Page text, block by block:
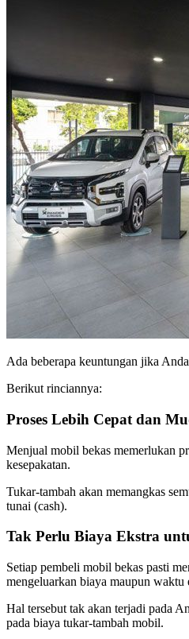
Ada beberapa keuntungan jika
Berikut rinciannya:
Proses Lebih Cepat dan
Menjual mobil bekas memerlukan
kesepakatan.
Tukar-tambah akan memangkas
tunai (cash).
Tak Perlu Biaya Ekstra
Setiap pembeli mobil bekas pasti
mengeluarkan biaya maupun
Hal tersebut tak akan terjadi pada
pada biaya tukar-tambah mobil.